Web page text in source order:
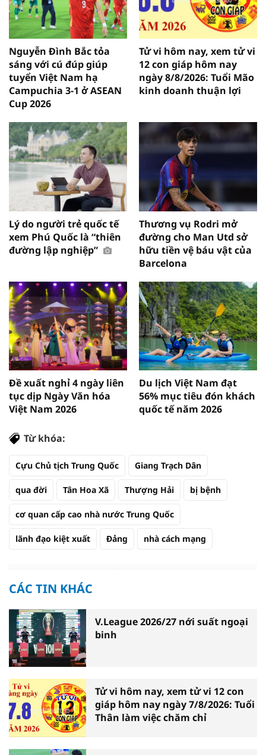
Nguyễn Đình Bắc tỏa
sáng với cú đúp giúp
tuyển Việt Nam hạ
Campuchia 3-1 ở ASEAN
Cup 2026
Tử vi hôm nay, xem tử vi
12 con giáp hôm nay
ngày 8/8/2026: Tuổi Mão
kinh doanh thuận lợi
Lý do người trẻ quốc tế
xem Phú Quốc là “thiên
đường lập nghiệp”
Thương vụ Rodri mở
đường cho Man Utd sở
hữu tiền vệ báu vật của
Barcelona
Đề xuất nghỉ 4 ngày liên
tục dịp Ngày Văn hóa
Việt Nam 2026
Du lịch Việt Nam đạt
56% mục tiêu đón khách
quốc tế năm 2026
Từ khóa:
Cựu Chủ tịch Trung Quốc Giang Trạch Dân
qua đời Tân Hoa Xã Thượng Hải bị bệnh
cơ quan cấp cao nhà nước Trung Quốc
lãnh đạo kiệt xuất Đảng nhà cách mạng
CÁC TIN KHÁC
V.League 2026/27 nới suất ngoại
binh
Tử vi hôm nay, xem tử vi 12 con
giáp hôm nay ngày 7/8/2026: Tuổi
Thân làm việc chăm chỉ